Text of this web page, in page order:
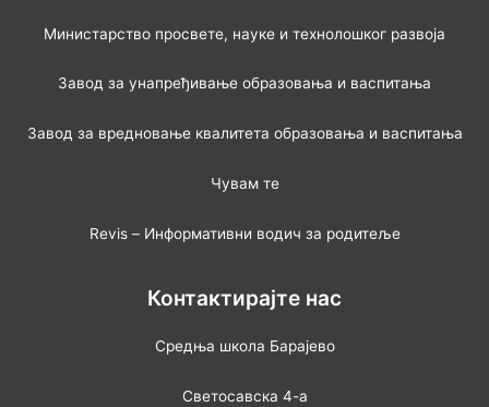
Министарство просвете, науке и технолошког развоја
Завод за унапређивање образовања и васпитања
Завод за вредновање квалитета образовања и васпитања
Чувам те
Revis – Информативни водич за родитеље
Контактирајте нас
Средња школа Барајево
Светосавска 4-а